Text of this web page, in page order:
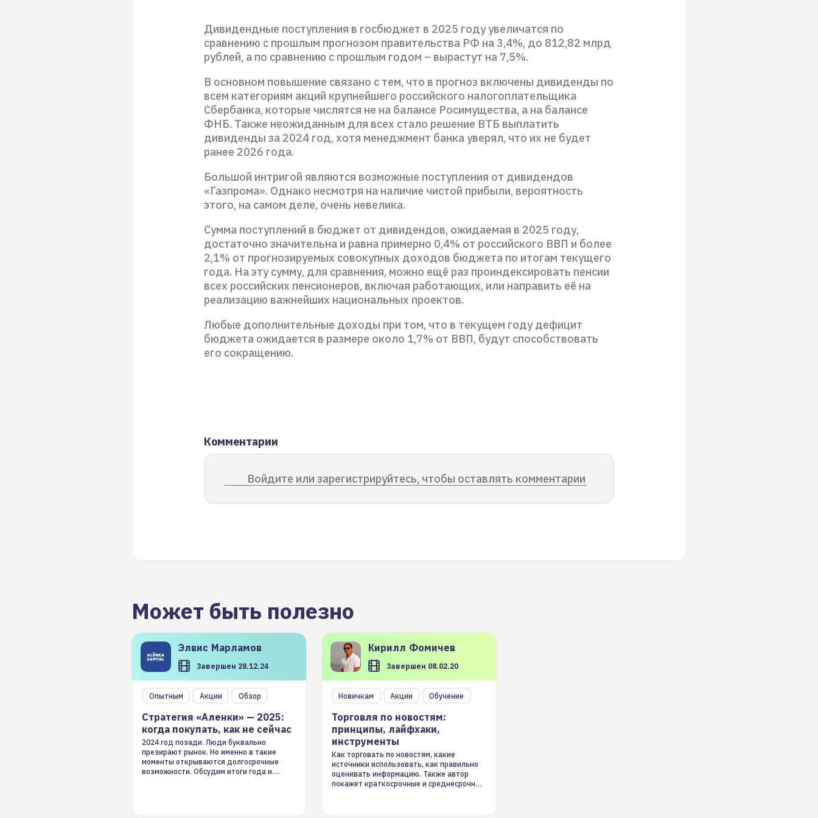
Дивидендные поступления в госбюджет в 2025 году увеличатся по
сравнению с прошлым прогнозом правительства РФ на 3,4%, до 812,82 млрд
рублей, а по сравнению с прошлым годом – вырастут на 7,5%.
В основном повышение связано с тем, что в прогноз включены дивиденды по
всем категориям акций крупнейшего российского налогоплательщика
Сбербанка, которые числятся не на балансе Росимущества, а на балансе
ФНБ. Также неожиданным для всех стало решение ВТБ выплатить
дивиденды за 2024 год, хотя менеджмент банка уверял, что их не будет
ранее 2026 года.
Большой интригой являются возможные поступления от дивидендов
«Газпрома». Однако несмотря на наличие чистой прибыли, вероятность
этого, на самом деле, очень невелика.
Сумма поступлений в бюджет от дивидендов, ожидаемая в 2025 году,
достаточно значительна и равна примерно 0,4% от российского ВВП и более
2,1% от прогнозируемых совокупных доходов бюджета по итогам текущего
года. На эту сумму, для сравнения, можно ещё раз проиндексировать пенсии
всех российских пенсионеров, включая работающих, или направить её на
реализацию важнейших национальных проектов.
Любые дополнительные доходы при том, что в текущем году дефицит
бюджета ожидается в размере около 1,7% от ВВП, будут способствовать
его сокращению.
Комментарии
Войдите или зарегистрируйтесь, чтобы оставлять комментарии
Может быть полезно
Элвис Марламов
Завершен 28.12.24
Опытным Акции Обзор
Стратегия «Аленки» — 2025:
когда покупать, как не сейчас
2024 год позади. Люди буквально
презирают рынок. Но именно в такие
моменты открываются долгосрочные
возможности. Обсудим итоги года и
Кирилл Фомичев
Завершен 08.02.20
Новичкам Акции Обучение
Торговля по новостям:
принципы, лайфхаки,
инструменты
Как торговать по новостям, какие
источники использовать, как правильно
оценивать информацию. Также автор
покажет краткосрочные и среднесрочные